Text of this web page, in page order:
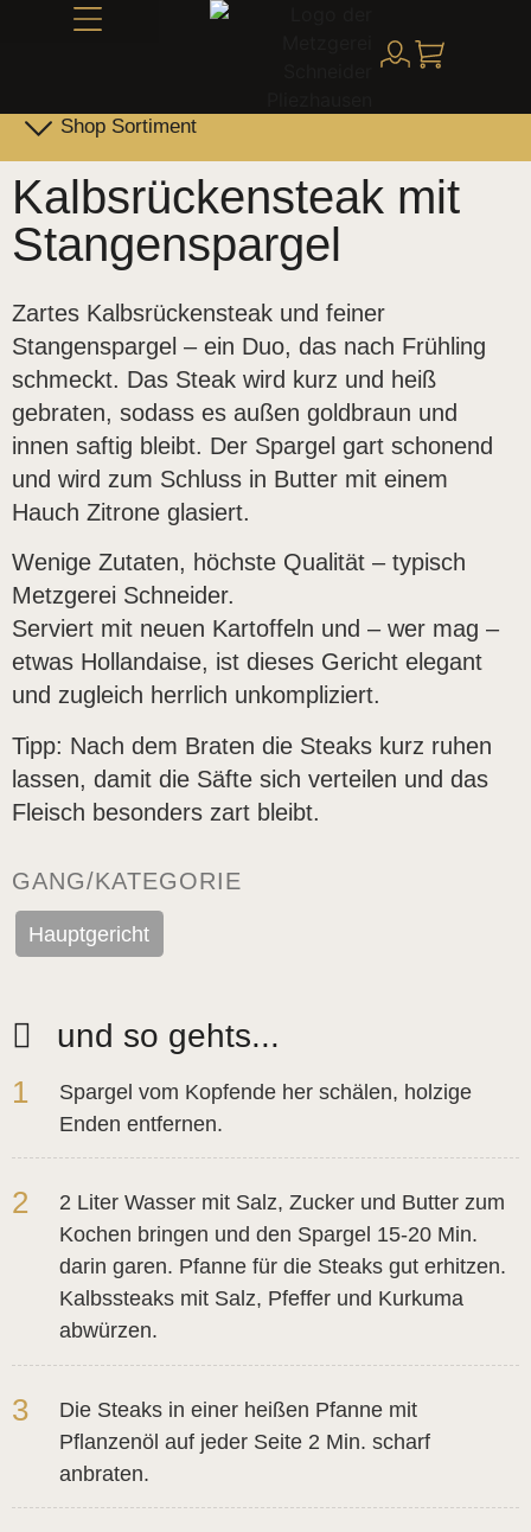
Shop Sortiment
Kalbsrückensteak mit
Stangenspargel
Zartes Kalbsrückensteak und feiner
Stangenspargel – ein Duo, das nach Frühling
schmeckt. Das Steak wird kurz und heiß
gebraten, sodass es außen goldbraun und
innen saftig bleibt. Der Spargel gart schonend
und wird zum Schluss in Butter mit einem
Hauch Zitrone glasiert.
Wenige Zutaten, höchste Qualität – typisch
Metzgerei Schneider.
Serviert mit neuen Kartoffeln und – wer mag –
etwas Hollandaise, ist dieses Gericht elegant
und zugleich herrlich unkompliziert.
Tipp: Nach dem Braten die Steaks kurz ruhen
lassen, damit die Säfte sich verteilen und das
Fleisch besonders zart bleibt.
GANG/KATEGORIE
Hauptgericht
und so gehts...
1
Spargel vom Kopfende her schälen, holzige
Enden entfernen.
2
2 Liter Wasser mit Salz, Zucker und Butter zum
Kochen bringen und den Spargel 15-20 Min.
darin garen. Pfanne für die Steaks gut erhitzen.
Kalbssteaks mit Salz, Pfeffer und Kurkuma
abwürzen.
3
Die Steaks in einer heißen Pfanne mit
Pflanzenöl auf jeder Seite 2 Min. scharf
anbraten.